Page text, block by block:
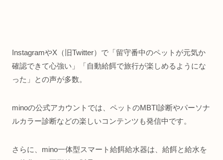
InstagramやX（旧Twitter）で「留守番中のペットが元気か
確認できて心強い」「自動給餌で旅行が楽しめるようにな
った」との声が多数。
minoの公式アカウントでは、ペットのMBTI診断やパーソナ
ルカラー診断などの楽しいコンテンツも発信中です。
さらに、mino一体型スマート給餌給水器は、給餌と給水を